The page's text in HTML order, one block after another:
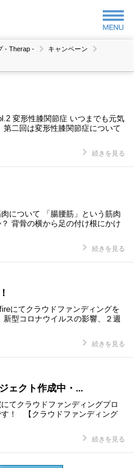
- Therap -
キャンペーン
変形性膝関節症 いつまでも元気
第二回は変形性膝関節症について
続きを見る
について 「腸腰筋」という筋肉
背骨の横から足の付け根にかけ
続きを見る
にてクラウドファンディングを
新型コロナウイルスの影響、２週
続きを見る
ェクト作成中・...
てクラウドファンディングプロ
す！ 【クラウドファンディング
続きを見る